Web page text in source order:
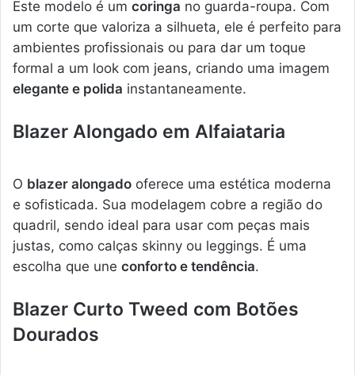
Este modelo é um coringa no guarda-roupa. Com
um corte que valoriza a silhueta, ele é perfeito para
ambientes profissionais ou para dar um toque
formal a um look com jeans, criando uma imagem
elegante e polida instantaneamente.
Blazer Alongado em Alfaiataria
O blazer alongado oferece uma estética moderna
e sofisticada. Sua modelagem cobre a região do
quadril, sendo ideal para usar com peças mais
justas, como calças skinny ou leggings. É uma
escolha que une conforto e tendência.
Blazer Curto Tweed com Botões
Dourados